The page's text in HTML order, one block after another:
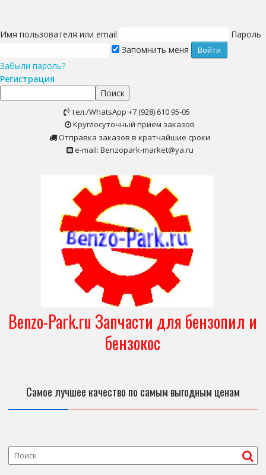
Имя пользователя или email
Пароль
Запомнить меня
Забыли пароль?
Регистрация
Поиск
тел./WhatsApp +7 (928) 610 95-05
Круглосуточный прием заказов
Отправка заказов в кратчайшие сроки
e-mail: Benzopark-market@ya.ru
Benzo-Park.ru Запчасти для бензопил и
бензокос
Самое лучшее качество по самым выгодным ценам